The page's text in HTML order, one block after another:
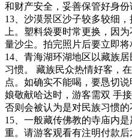
和财产安全，妥善保管好身
13、沙漠景区沙子较多较细
上。塑料袋要时常更换，因
量沙尘。拍完照片后要立即将
14、青海湖环湖地区以藏族
习惯。 藏族民众热情好客，
点。如确实不能喝，要恳切
娘敬献哈达时，游客需双 手
否则会被认为是对民族习惯的
15、一般藏传佛教的寺庙内
重。请游客观看有注明付款